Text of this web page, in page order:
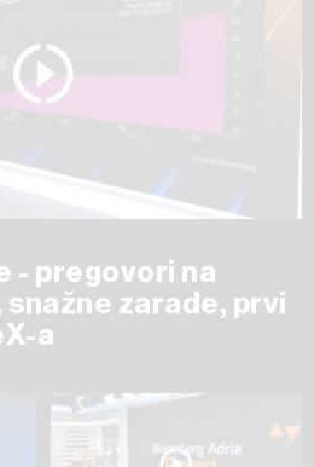
- pregovori na
zarade, prvi
a